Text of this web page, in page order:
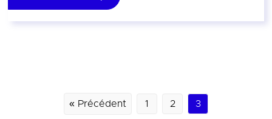
« Précédent 1 2 3